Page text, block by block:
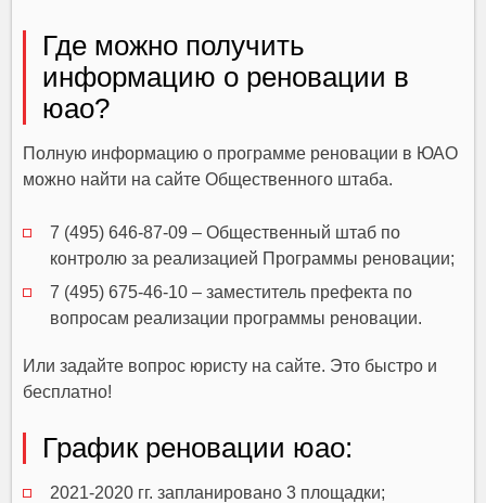
Где можно получить
информацию о реновации в
юао?
Полную информацию о программе реновации в ЮАО
можно найти на сайте Общественного штаба.
7 (495) 646-87-09 – Общественный штаб по
контролю за реализацией Программы реновации;
7 (495) 675-46-10 – заместитель префекта по
вопросам реализации программы реновации.
Или задайте вопрос юристу на сайте. Это быстро и
бесплатно!
График реновации юао:
2021-2020 гг. запланировано 3 площадки;